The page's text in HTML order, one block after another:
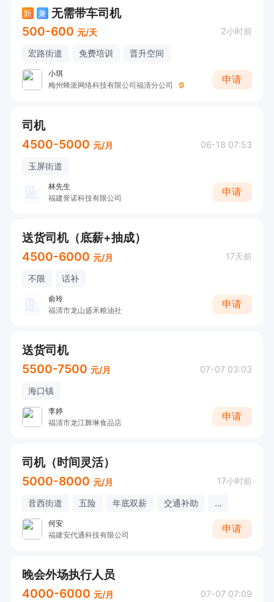
新 兼 无需带车司机
500-600 元/天 2小时前
宏路街道 免费培训 晋升空间
小琪
梅州蜂派网络科技有限公司福清分公司
申请
司机
4500-5000 元/月 06-18 07:53
玉屏街道
林先生
福建誉诺科技有限公司
申请
送货司机（底薪+抽成）
4500-6000 元/月 17天前
不限 话补
俞玲
福清市龙山盛禾粮油社
申请
送货司机
5500-7500 元/月 07-07 03:03
海口镇
李婷
福清市龙江舞琳食品店
申请
司机（时间灵活）
5000-8000 元/月 17小时前
音西街道 五险 年底双薪 交通补助 ...
何安
福建安代通科技有限公司
申请
晚会外场执行人员
4000-6000 元/月 07-07 07:09